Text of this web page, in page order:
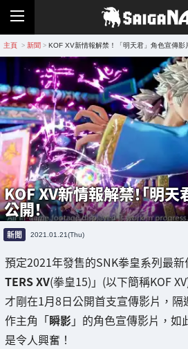
主頁 > 新聞 > KOF XV新情報解禁！「明天君」角色宣傳影
KOF XV新情報解禁！「明
公開！
新聞 2021.01.21(Thu)
預定2021年發售的SNK拳皇系列最新
TERS XV(拳皇15)」(以下簡稱KOF
才剛在1月8日公開首支宣傳影片，
作主角「瞬影」的角色宣傳影片，
是令人興奮！